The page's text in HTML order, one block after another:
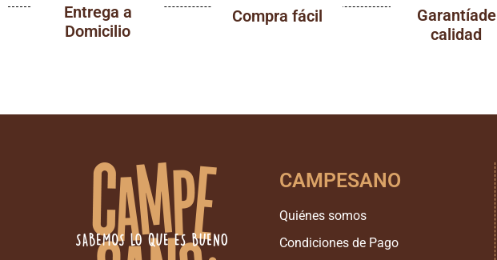
Entrega a
Domicilio
Compra fácil
Garantíade
calidad
CAMPESANO
Quiénes somos
Condiciones de Pago